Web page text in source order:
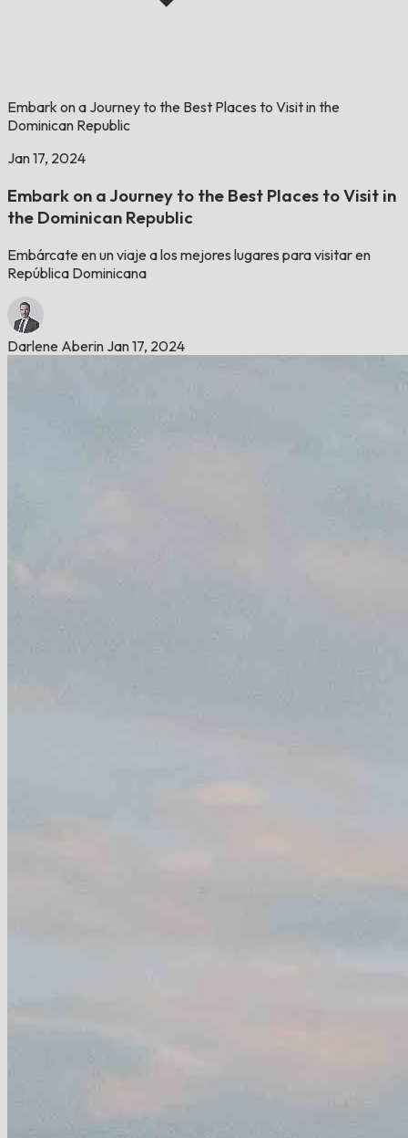
Embark on a Journey to the Best Places to Visit in the
Dominican Republic
Jan 17, 2024
Embark on a Journey to the Best Places to Visit in
the Dominican Republic
Embárcate en un viaje a los mejores lugares para visitar en
República Dominicana
Darlene Aberin Jan 17, 2024